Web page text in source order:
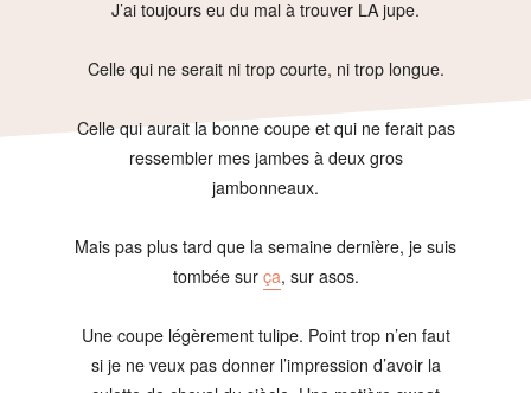
J’ai toujours eu du mal à trouver LA jupe.
Celle qui ne serait ni trop courte, ni trop longue.
Celle qui aurait la bonne coupe et qui ne ferait pas
ressembler mes jambes à deux gros
jambonneaux.
Mais pas plus tard que la semaine dernière, je suis
tombée sur ça, sur asos.
Une coupe légèrement tulipe. Point trop n’en faut
si je ne veux pas donner l’impression d’avoir la